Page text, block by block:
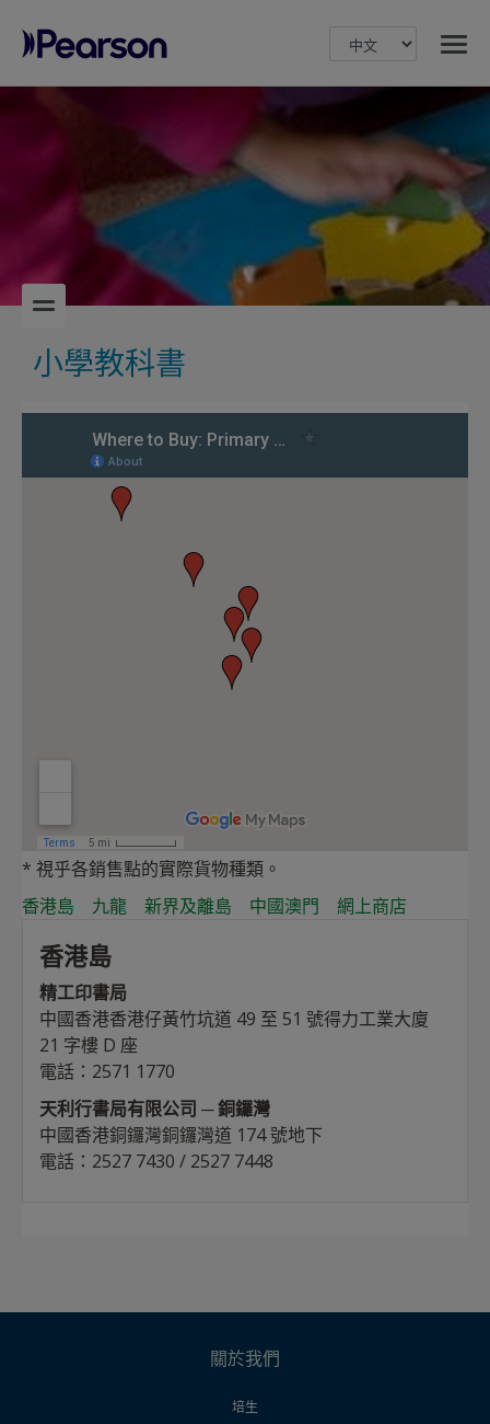
Pearson
小學教科書
* 視乎各銷售點的實際貨物種類。
香港島 九龍 新界及離島 中國澳門 網上商店
香港島
精工印書局
中國香港香港仔黃竹坑道 49 至 51 號得力工業大廈
21 字樓 D 座
電話：2571 1770
天利行書局有限公司 ─ 銅鑼灣
中國香港銅鑼灣銅鑼灣道 174 號地下
電話：2527 7430 / 2527 7448
關於我們
培生